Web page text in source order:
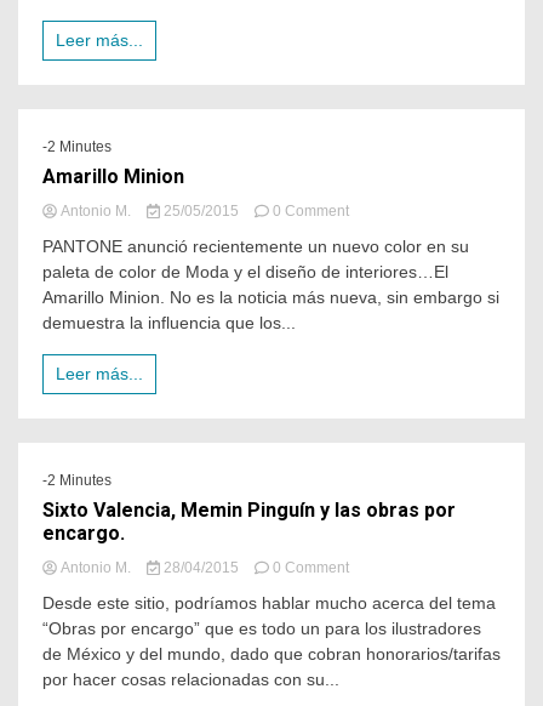
Leer más...
-2 Minutes
Amarillo Minion
Antonio M. 25/05/2015 0 Comment
PANTONE anunció recientemente un nuevo color en su
paleta de color de Moda y el diseño de interiores…El
Amarillo Minion. No es la noticia más nueva, sin embargo si
demuestra la influencia que los...
Leer más...
-2 Minutes
Sixto Valencia, Memin Pinguín y las obras por
encargo.
Antonio M. 28/04/2015 0 Comment
Desde este sitio, podríamos hablar mucho acerca del tema
“Obras por encargo” que es todo un para los ilustradores
de México y del mundo, dado que cobran honorarios/tarifas
por hacer cosas relacionadas con su...